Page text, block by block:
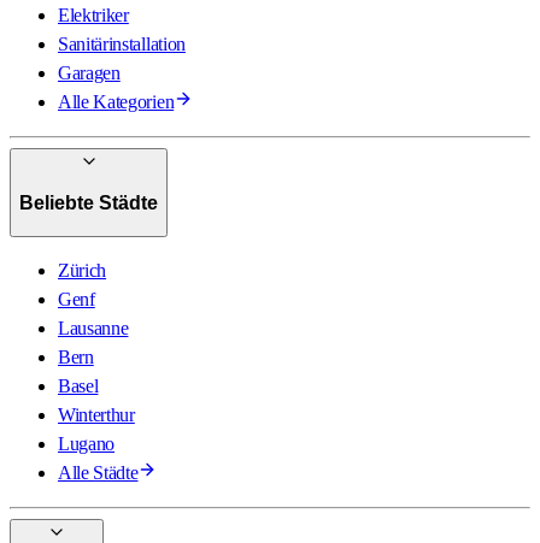
Elektriker
Sanitärinstallation
Garagen
Alle Kategorien
Beliebte Städte
Zürich
Genf
Lausanne
Bern
Basel
Winterthur
Lugano
Alle Städte